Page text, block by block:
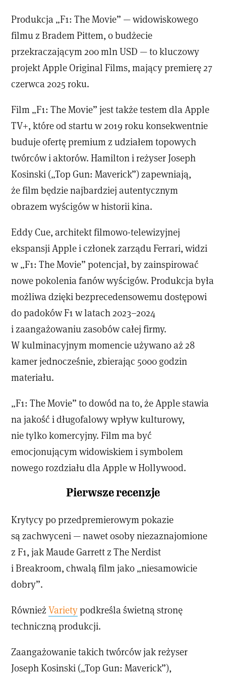
Produkcja „F1: The Movie” — widowiskowego
filmu z Bradem Pittem, o budżecie
przekraczającym 200 mln USD — to kluczowy
projekt Apple Original Films, mający premierę 27
czerwca 2025 roku.
Film „F1: The Movie” jest także testem dla Apple
TV+, które od startu w 2019 roku konsekwentnie
buduje ofertę premium z udziałem topowych
twórców i aktorów. Hamilton i reżyser Joseph
Kosinski („Top Gun: Maverick”) zapewniają,
że film będzie najbardziej autentycznym
obrazem wyścigów w historii kina.
Eddy Cue, architekt filmowo-telewizyjnej
ekspansji Apple i członek zarządu Ferrari, widzi
w „F1: The Movie” potencjał, by zainspirować
nowe pokolenia fanów wyścigów. Produkcja była
możliwa dzięki bezprecedensowemu dostępowi
do padoków F1 w latach 2023–2024
i zaangażowaniu zasobów całej firmy.
W kulminacyjnym momencie używano aż 28
kamer jednocześnie, zbierając 5000 godzin
materiału.
„F1: The Movie” to dowód na to, że Apple stawia
na jakość i długofalowy wpływ kulturowy,
nie tylko komercyjny. Film ma być
emocjonującym widowiskiem i symbolem
nowego rozdziału dla Apple w Hollywood.
Pierwsze recenzje
Krytycy po przedpremierowym pokazie
są zachwyceni — nawet osoby niezaznajomione
z F1, jak Maude Garrett z The Nerdist
i Breakroom, chwalą film jako „niesamowicie
dobry”.
RównieżVarietypodkreśla świetną stronę
techniczną produkcji.
Zaangażowanie takich twórców jak reżyser
Joseph Kosinski („Top Gun: Maverick”),